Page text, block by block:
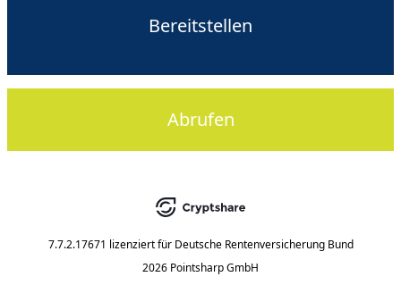
Bereitstellen
Abrufen
7.7.2.17671 lizenziert für Deutsche Rentenversicherung Bund
2026 Pointsharp GmbH